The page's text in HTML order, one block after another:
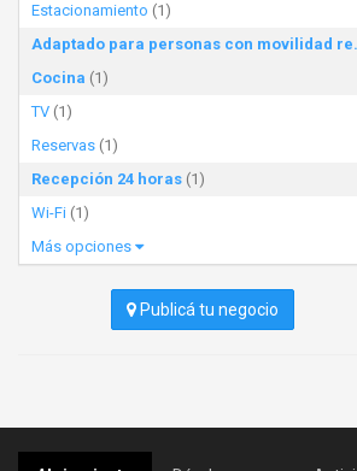
Estacionamiento (1)
Cocina (1)
TV (1)
Reservas (1)
Recepción 24 horas (1)
Wi-Fi (1)
Más opciones
Publicá tu negocio